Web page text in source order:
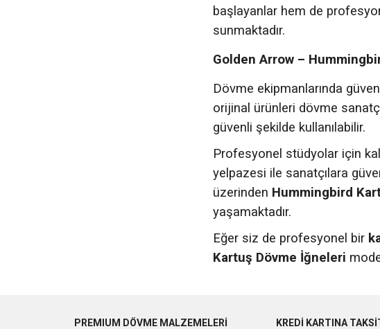
başlayanlar hem de
sunmaktadır.
Golden Arrow –
Dövme ekipmanlarında
orijinal ürünleri dövme
güvenli şekilde kullanılabilir.
Profesyonel stüdyolar için
yelpazesi ile sanatçılara
üzerinden Hummingbird
yaşamaktadır.
Eğer siz de profesyonel bir
Kartuş Dövme İğneleri
PREMIUM DÖVME MALZEMELERİ
KREDİ KARTINA